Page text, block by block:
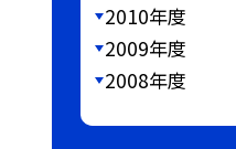
2010年度
2009年度
2008年度